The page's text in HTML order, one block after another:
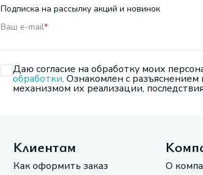
Подписка на рассылку акций и новинок
Ваш e-mail*
Даю согласие на обработку моих
обработки. Ознакомлен с разъяснением
механизмом их реализации,
Клиентам
Как оформить заказ
О